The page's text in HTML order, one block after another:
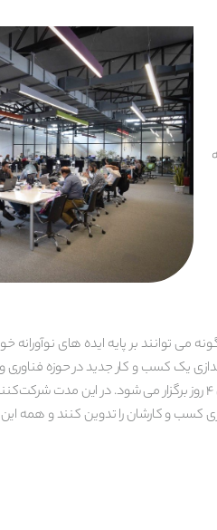
بر پایه ایده های نوآورانه
یک کسب و کار جدید در حوزه
محصول کاربردی مبتنی بر ایده فناورانه، شبیه سازی شده است. نوآوردگاه در
‌و‌ کارشان را تدوین کنند و همه این